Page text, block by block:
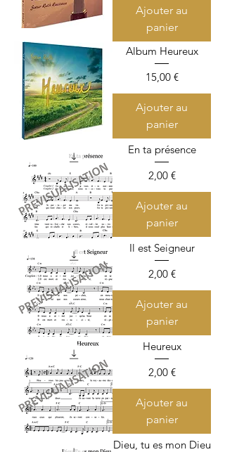
Ajouter au
panier
Album Heureux
Prix
15,00 €
Ajouter au
panier
En ta présence
Prix
2,00 €
Ajouter au
panier
Il est Seigneur
Prix
2,00 €
Ajouter au
panier
Heureux
Prix
2,00 €
Ajouter au
panier
Dieu, tu es mon Dieu